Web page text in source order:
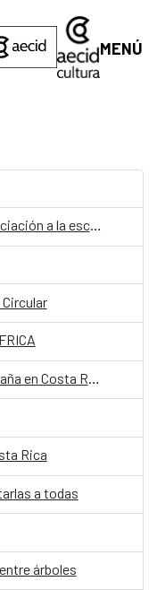
MENÚ
Escribir desde el latido: Taller de iniciación a la escritura teatral
Agosto en el Centro Cultural de España en Costa Rica
Rica
a todas
árboles